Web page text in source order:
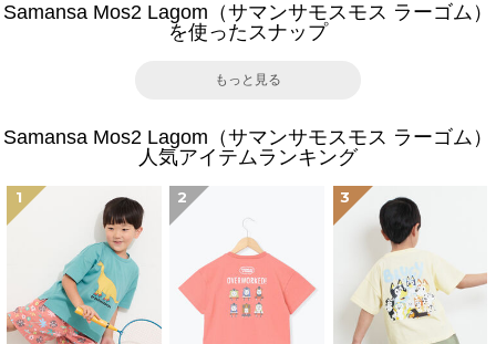
Samansa Mos2 Lagom（サマンサモスモス ラーゴム）
を使ったスナップ
もっと見る
Samansa Mos2 Lagom（サマンサモスモス ラーゴム）
人気アイテムランキング
1 2 3